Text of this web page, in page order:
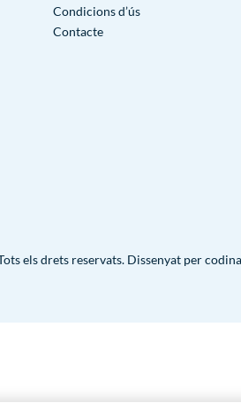
Condicions d’ús
Contacte
els drets reservats. Dissenyat per